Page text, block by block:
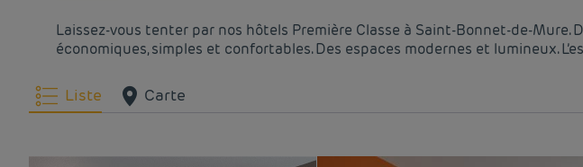
Laissez-vous tenter par nos hôtels Première Classe à Saint-Bonnet-de-Mure.
économiques, simples et confortables. Des espaces modernes et lumineux.
Liste Carte